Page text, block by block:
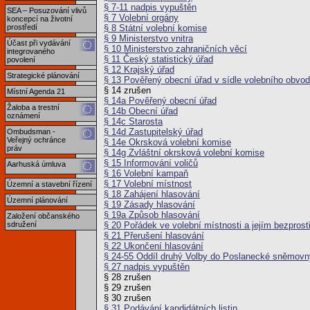
SEA – Posuzování vlivů
koncepcí na životní
prostředí
Účast při vydávání
integrovaného
povolení
Strategické plánování
Místní Agenda 21
Žaloba a trestní
oznámení
Ombudsman -
Veřejný ochránce
práv
Aarhuská úmluva
Územní a stavební řízení
Územní plánování
Založení občanského
sdružení
§ 7-11 nadpis vypuštěn
§ 7 Volební orgány
§ 8 Státní volební komise
§ 9 Ministerstvo vnitra
§ 10 Ministerstvo zahraničních věcí
§ 11 Český statistický úřad
§ 12 Krajský úřad
§ 13 Pověřený obecní úřad v sídle volebního
§ 14 zrušen
§ 14a Pověřený obecní úřad
§ 14b Obecní úřad
§ 14c Starosta
§ 14d Zastupitelský úřad
§ 14e Okrsková volební komise
§ 14g Zvláštní okrsková volební komise
§ 15 Informování voličů
§ 16 Volební kampaň
§ 17 Volební místnost
§ 18 Zahájení hlasování
§ 19 Zásady hlasování
§ 19a Způsob hlasování
§ 20 Pořádek ve volební místnosti a jejím
§ 21 Přerušení hlasování
§ 22 Ukončení hlasování
§ 24-55 Oddíl druhý Volby do Poslanecké
§ 27 nadpis vypuštěn
§ 28 zrušen
§ 29 zrušen
§ 30 zrušen